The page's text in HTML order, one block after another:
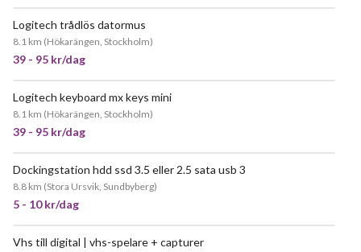
Logitech trådlös datormus
8.1 km (Hökarängen, Stockholm)
39 - 95 kr/dag
Logitech keyboard mx keys mini
8.1 km (Hökarängen, Stockholm)
39 - 95 kr/dag
Dockingstation hdd ssd 3.5 eller 2.5 sata usb 3
8.8 km (Stora Ursvik, Sundbyberg)
5 - 10 kr/dag
Vhs till digital | vhs-spelare + capturer